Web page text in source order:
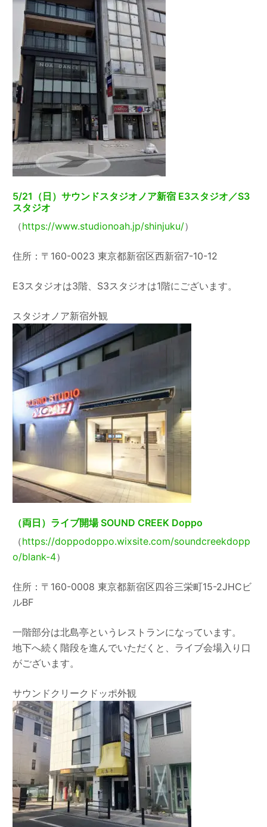
5/21（日）サウンドスタジオノア新宿 E3スタジオ／S3
スタジオ
（https://www.studionoah.jp/shinjuku/）
住所：〒160-0023 東京都新宿区西新宿7-10-12
E3スタジオは3階、S3スタジオは1階にございます。
スタジオノア新宿外観
（両日）ライブ開場 SOUND CREEK Doppo
（https://doppodoppo.wixsite.com/soundcreekdopp
o/blank-4）
住所：〒160-0008 東京都新宿区四谷三栄町15-2JHCビ
ルBF
一階部分は北島亭というレストランになっています。
地下へ続く階段を進んでいただくと、ライブ会場入り口
がございます。
サウンドクリークドッポ外観